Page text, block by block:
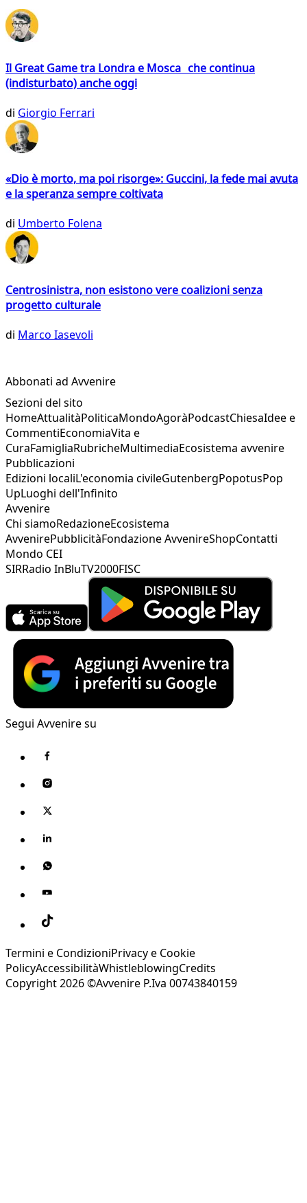
Il Great Game tra Londra e Mosca che continua
(indisturbato) anche oggi
di Giorgio Ferrari
«Dio è morto, ma poi risorge»: Guccini, la fede mai avuta
e la speranza sempre coltivata
di Umberto Folena
Centrosinistra, non esistono vere coalizioni senza
progetto culturale
di Marco Iasevoli
Abbonati ad Avvenire
Sezioni del sito
HomeAttualitàPoliticaMondoAgoràPodcastChiesaIdee e
CommentiEconomiaVita e
CuraFamigliaRubricheMultimediaEcosistema avvenire
Pubblicazioni
Edizioni localiL'economia civileGutenbergPopotusPop
UpLuoghi dell'Infinito
Avvenire
Chi siamoRedazioneEcosistema
AvvenirePubblicitàFondazione AvvenireShopContatti
Mondo CEI
SIRRadio InBluTV2000FISC
Segui Avvenire su
Termini e CondizioniPrivacy e Cookie
PolicyAccessibilitàWhistleblowingCredits
Copyright 2026 ©Avvenire P.Iva 00743840159